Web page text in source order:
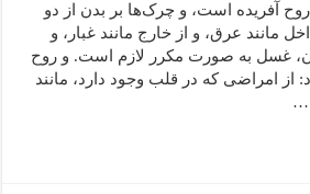
روح آفریده است، و چرک‌ها بر بدن از دو
مانند عرق، و از خارج مانند غبار، و
غسل به صورت مکرر لازم است. و روح
از امراضی که در قلب وجود دارد، مانند
…